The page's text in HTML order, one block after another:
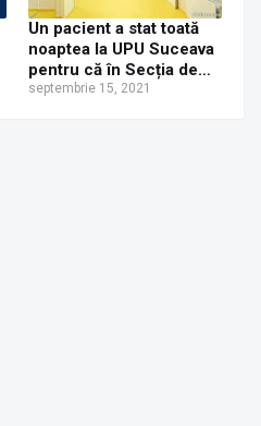
Un pacient a stat toată
noaptea la UPU Suceava
pentru că în Secția de
Terapie Intensivă nu mai
septembrie 15, 2021